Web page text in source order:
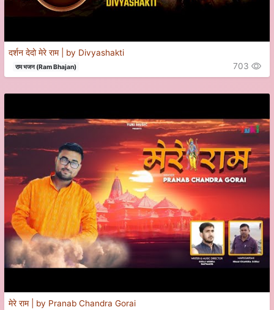
दर्शन देदो मेरे राम | by Divyashakti
राम भजन (Ram Bhajan) 703
मेरे राम | by Pranab Chandra Gorai